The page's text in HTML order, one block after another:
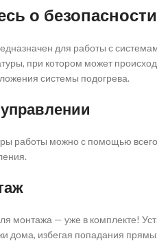
о
для работы с
при котором может
системы подогрева.
работы можно с помощью
монтажа — уже в комплекте!
дома, избегая попадания